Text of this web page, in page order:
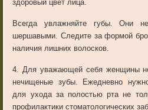
здоровый цвет лица.
Всегда увлажняйте губы. Они
шершавыми. Следите за формой
наличия лишних волосков.
4. Для уважающей себя женщины
нечищеные зубы. Ежедневно
для ухода за полостью рта не
профилактики стоматологических